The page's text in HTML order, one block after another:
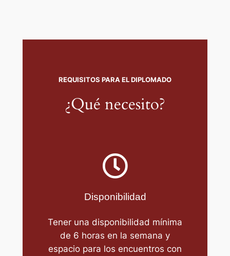
REQUISITOS PARA EL DIPLOMADO
¿Qué necesito?
Disponibilidad
Tener una disponibilidad mínima
de 6 horas en la semana y
espacio para los encuentros con